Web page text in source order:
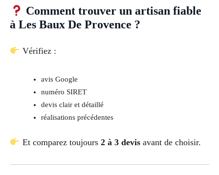
Comment trouver un artisan fiable
à Les Baux De Provence ?
Vérifiez :
avis Google
numéro SIRET
devis clair et détaillé
réalisations précédentes
Et comparez toujours 2 à 3 devisavant de choisir.